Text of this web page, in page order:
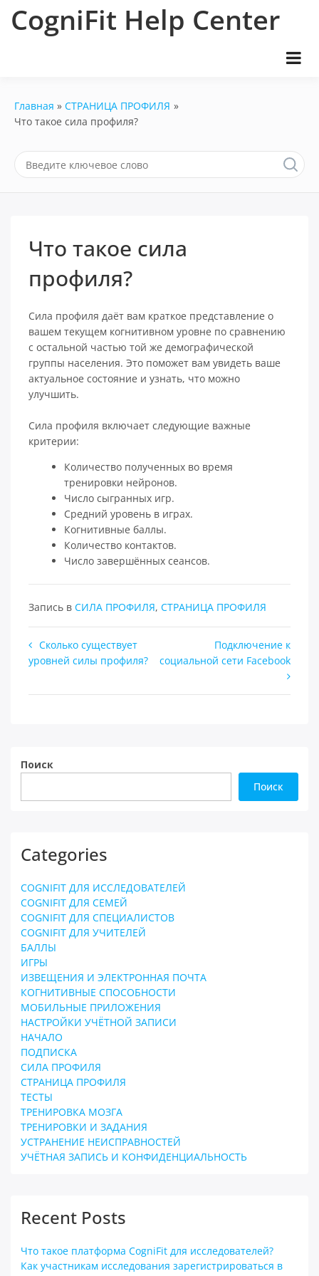
содержимому
CogniFit Help Center
Главная
СТРАНИЦА ПРОФИЛЯ
Что такое сила профиля?
Что такое сила
профиля?
Сила профиля даёт вам краткое представление о
вашем текущем когнитивном уровне по сравнению
с остальной частью той же демографической
группы населения. Это поможет вам увидеть ваше
актуальное состояние и узнать, что можно
улучшить.
Сила профиля включает следующие важные
критерии:
Количество полученных во время
тренировки нейронов.
Число сыгранных игр.
Средний уровень в играх.
Когнитивные баллы.
Количество контактов.
Число завершённых сеансов.
Запись в СИЛА ПРОФИЛЯ, СТРАНИЦА ПРОФИЛЯ
Навигация
по
записям
Сколько существует
уровней силы профиля?
Подключение к
социальной сети Facebook
Поиск
Поиск
Categories
COGNIFIT ДЛЯ ИССЛЕДОВАТЕЛЕЙ
COGNIFIT ДЛЯ СЕМЕЙ
COGNIFIT ДЛЯ СПЕЦИАЛИСТОВ
COGNIFIT ДЛЯ УЧИТЕЛЕЙ
БАЛЛЫ
ИГРЫ
ИЗВЕЩЕНИЯ И ЭЛЕКТРОННАЯ ПОЧТА
КОГНИТИВНЫЕ СПОСОБНОСТИ
МОБИЛЬНЫЕ ПРИЛОЖЕНИЯ
НАСТРОЙКИ УЧЁТНОЙ ЗАПИСИ
НАЧАЛО
ПОДПИСКА
СИЛА ПРОФИЛЯ
СТРАНИЦА ПРОФИЛЯ
ТЕСТЫ
ТРЕНИРОВКА МОЗГА
ТРЕНИРОВКИ И ЗАДАНИЯ
УСТРАНЕНИЕ НЕИСПРАВНОСТЕЙ
УЧЁТНАЯ ЗАПИСЬ И КОНФИДЕНЦИАЛЬНОСТЬ
Recent Posts
Что такое платформа CogniFit для исследователей?
Как участникам исследования зарегистрироваться в